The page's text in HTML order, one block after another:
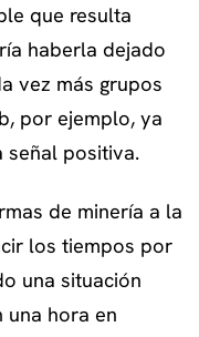
que resulta
haberla dejado
vez más grupos
por ejemplo, ya
señal positiva.
de minería a la
los tiempos por
una situación
una hora en